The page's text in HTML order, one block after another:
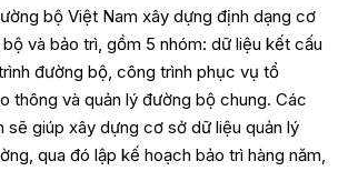
bộ Việt Nam xây dựng định dạng cơ
và bảo trì, gồm 5 nhóm: dữ liệu kết cấu
đường bộ, công trình phục vụ tổ
thông và quản lý đường bộ chung. Các
sẽ giúp xây dựng cơ sở dữ liệu quản lý
qua đó lập kế hoạch bảo trì hàng năm,